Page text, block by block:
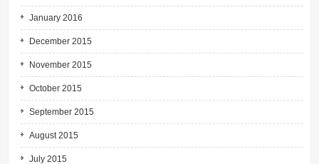
January 2016
December 2015
November 2015
October 2015
September 2015
August 2015
July 2015